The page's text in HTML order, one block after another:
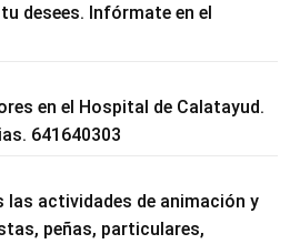
desees. Infórmate en el
en el Hospital de Calatayud.
641640303
las actividades de animación y
peñas, particulares,